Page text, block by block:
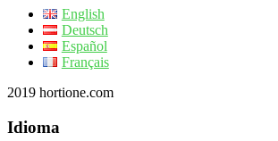
English
Deutsch
Español
Français
2019 hortione.com
Idioma